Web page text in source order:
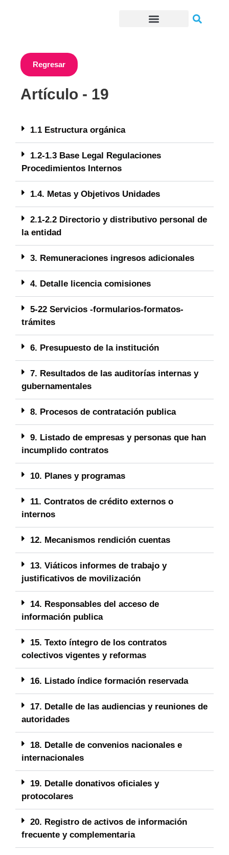
Regresar
Artículo - 19
1.1 Estructura orgánica
1.2-1.3 Base Legal Regulaciones
Procedimientos Internos
1.4. Metas y Objetivos Unidades
2.1-2.2 Directorio y distributivo personal de
la entidad
3. Remuneraciones ingresos adicionales
4. Detalle licencia comisiones
5-22 Servicios -formularios-formatos-
trámites
6. Presupuesto de la institución
7. Resultados de las auditorías internas y
gubernamentales
8. Procesos de contratación publica
9. Listado de empresas y personas que han
incumplido contratos
10. Planes y programas
11. Contratos de crédito externos o
internos
12. Mecanismos rendición cuentas
13. Viáticos informes de trabajo y
justificativos de movilización
14. Responsables del acceso de
información publica
15. Texto íntegro de los contratos
colectivos vigentes y reformas
16. Listado índice formación reservada
17. Detalle de las audiencias y reuniones de
autoridades
18. Detalle de convenios nacionales e
internacionales
19. Detalle donativos oficiales y
protocolares
20. Registro de activos de información
frecuente y complementaria